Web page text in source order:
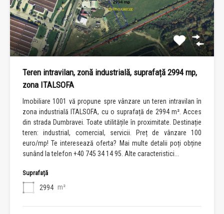
Teren intravilan, zonă industrială, suprafață 2994 mp,
zona ITALSOFA
Imobiliare 1001 vă propune spre vânzare un teren intravilan în
zona industrială ITALSOFA, cu o suprafață de 2994 m². Acces
din strada Dumbravei. Toate utilitățile în proximitate. Destinație
teren: industrial, comercial, servicii. Preț de vânzare 100
euro/mp! Te interesează oferta? Mai multe detalii poți obține
sunând la telefon +40 745 34 14 95. Alte caracteristici...
Suprafață
2994 m²